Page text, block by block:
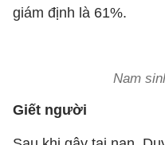
giám định là 61%.
Nam
Giết người